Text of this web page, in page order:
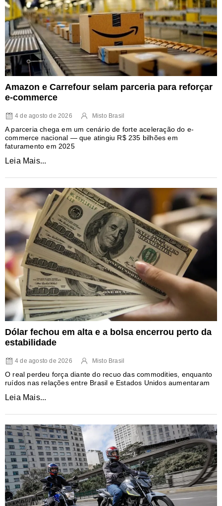
Amazon e Carrefour selam parceria para reforçar
e-commerce
4 de agosto de 2026 Misto Brasil
A parceria chega em um cenário de forte aceleração do e-
commerce nacional — que atingiu R$ 235 bilhões em
faturamento em 2025
Leia Mais...
Dólar fechou em alta e a bolsa encerrou perto da
estabilidade
4 de agosto de 2026 Misto Brasil
O real perdeu força diante do recuo das commodities, enquanto
ruídos nas relações entre Brasil e Estados Unidos aumentaram
Leia Mais...